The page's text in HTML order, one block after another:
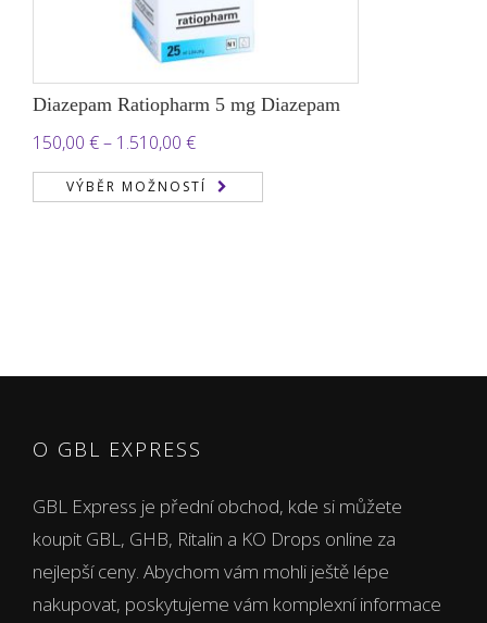
Diazepam Ratiopharm 5 mg Diazepam
150,00 €– 1.510,00 €Rozpětí
cen:
150,00 €
VÝBĚR MOŽNOSTÍ
O GBL EXPRESS
GBL Express je přední obchod, kde si můžete
koupit GBL, GHB, Ritalin a KO Drops online za
nejlepší ceny. Abychom vám mohli ještě lépe
nakupovat, poskytujeme vám komplexní informace